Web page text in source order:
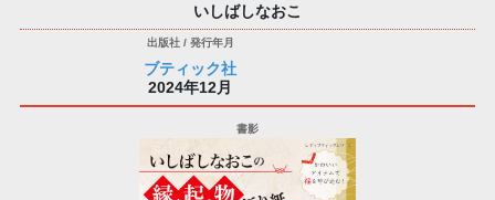
いしばしなおこ
ブティック社
2024年12月